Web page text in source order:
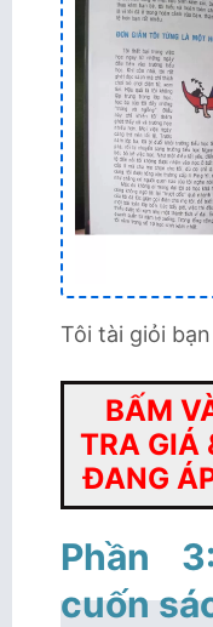
Tôi tài giỏi
BẤM
TRA GIÁ
ĐANG
Phần
cuốn